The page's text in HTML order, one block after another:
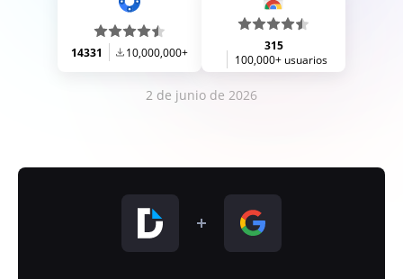
14331 10,000,000+
315
100,000+ usuarios
2 de junio de 2026